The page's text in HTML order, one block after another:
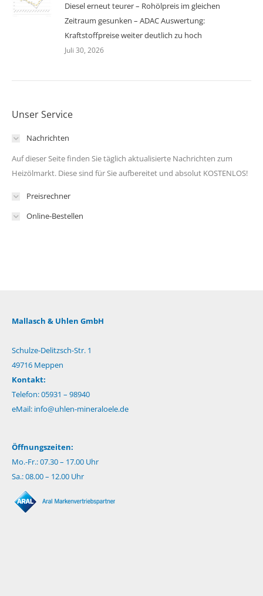
Diesel erneut teurer – Rohölpreis im gleichen
Zeitraum gesunken – ADAC Auswertung:
Kraftstoffpreise weiter deutlich zu hoch
Juli 30, 2026
Unser Service
Nachrichten
Auf dieser Seite finden Sie täglich aktualisierte Nachrichten zum
Heizölmarkt. Diese sind für Sie aufbereitet und absolut KOSTENLOS!
Preisrechner
Online-Bestellen
Mallasch & Uhlen GmbH
Schulze-Delitzsch-Str. 1
49716 Meppen
Kontakt:
Telefon: 05931 – 98940
eMail: info@uhlen-mineraloele.de
Öffnungszeiten:
Mo.-Fr.: 07.30 – 17.00 Uhr
Sa.: 08.00 – 12.00 Uhr